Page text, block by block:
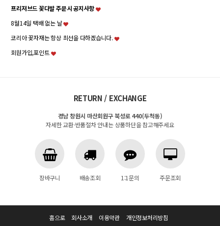
프리저브드 꽃다발 주문시 공지사항
8월14일 택배 없는 날
코리아 꽃자재는 항상 최선을 다하겠습니다.
회원가입,포인트
RETURN / EXCHANGE
경남 창원시 마산회원구 북성로 440(두척동)
자세한 교환·반품절차 안내는 상품하단을 참고해주세요
장바구니 배송조회 1:1문의 주문조회
홈으로 회사소개 이용약관 개인정보처리방침